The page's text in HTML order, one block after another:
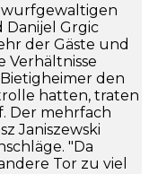
wurfgewaltigen
Danijel Grgic
der Gäste und
Verhältnisse
den
hatten, traten
Der mehrfach
Janiszewski
"Da
Tor zu viel